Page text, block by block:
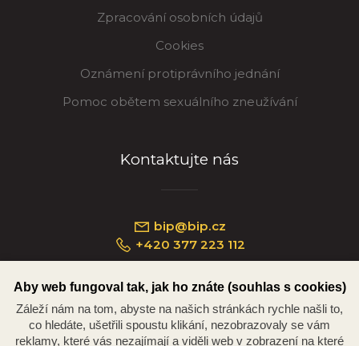
Zpracování osobních údajů
Cookies
Oznámení protiprávního jednání
Pomoc obětem sexuálního zneužívání
Kontaktujte nás
bip@bip.cz
+420 377 223 112
Náměstí Republiky 234/35, 301 00 Plzeň
Aby web fungoval tak, jak ho znáte (souhlas s cookies)
Záleží nám na tom, abyste na našich stránkách rychle našli to,
co hledáte, ušetřili spoustu klikání, nezobrazovaly se vám
reklamy, které vás nezajímají a viděli web v zobrazení na které